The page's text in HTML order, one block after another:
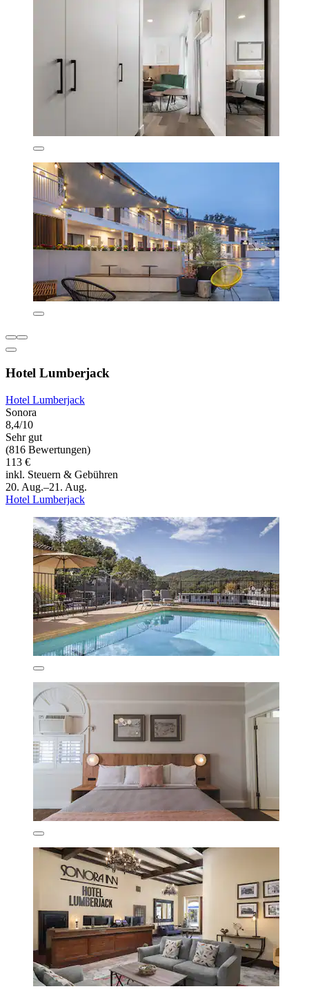
Hotel Lumberjack
Hotel Lumberjack
Sonora
8,4/10
Sehr gut
(816 Bewertungen)
113 €
inkl. Steuern & Gebühren
20. Aug.–21. Aug.
Hotel Lumberjack